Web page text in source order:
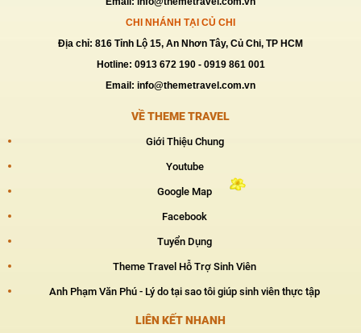
CHI NHÁNH TẠI CỦ CHI
Địa chỉ: 816 Tỉnh Lộ 15, An Nhơn Tây, Củ Chi, TP HCM
Hotline: 0913 672 190 - 0919 861 001
Email: info@themetravel.com.vn
VỀ THEME TRAVEL
Giới Thiệu Chung
Youtube
Google Map
Facebook
Tuyển Dụng
Theme Travel Hỗ Trợ Sinh Viên
Anh Phạm Văn Phú - Lý do tại sao tôi giúp sinh viên thực tập
LIÊN KẾT NHANH